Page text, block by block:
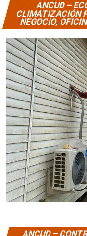
ANCUD –
CLIMATIZACIÓN
NEGOCIO,
ANCUD –